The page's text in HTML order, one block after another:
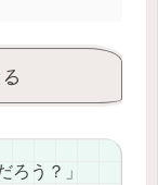
ろう？」